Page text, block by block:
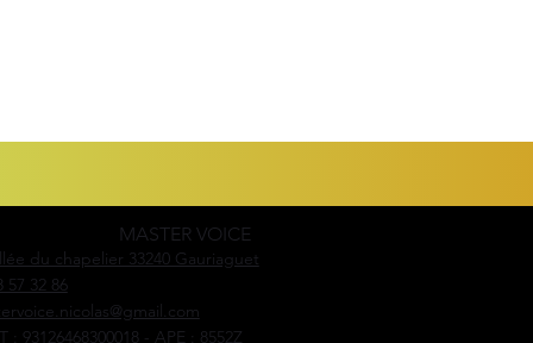
MASTER VOICE
du chapelier 33240 Gauriaguet
57 32 86
: 93126468300018 - APE : 8552Z